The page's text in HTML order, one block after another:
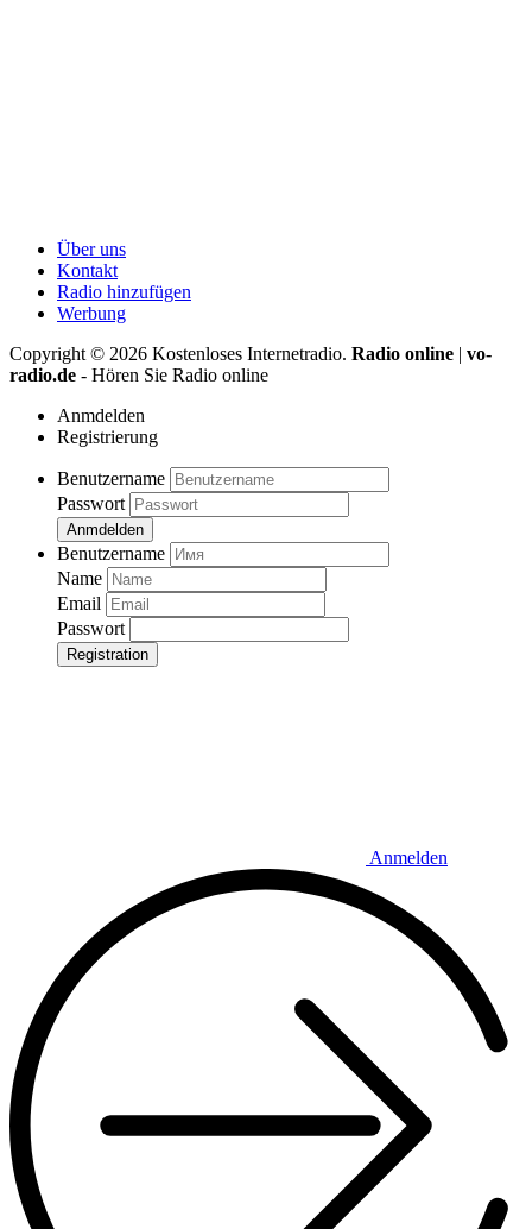
Über uns
Kontakt
Radio hinzufügen
Werbung
Copyright © 2026 Kostenloses Internetradio. Radio online | vo-
radio.de - Hören Sie Radio online
Anmdelden
Registrierung
Benutzername
Passwort
Anmdelden
Benutzername
Name
Email
Passwort
Registration
Anmelden